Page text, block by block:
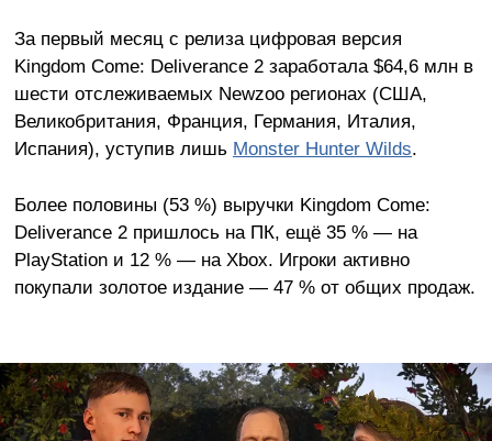
За первый месяц с релиза цифровая версия
Kingdom Come: Deliverance 2 заработала $64,6 млн в
шести отслеживаемых Newzoo регионах (США,
Великобритания, Франция, Германия, Италия,
Испания), уступив лишь Monster Hunter Wilds.
Более половины (53 %) выручки Kingdom Come:
Deliverance 2 пришлось на ПК, ещё 35 % — на
PlayStation и 12 % — на Xbox. Игроки активно
покупали золотое издание — 47 % от общих продаж.